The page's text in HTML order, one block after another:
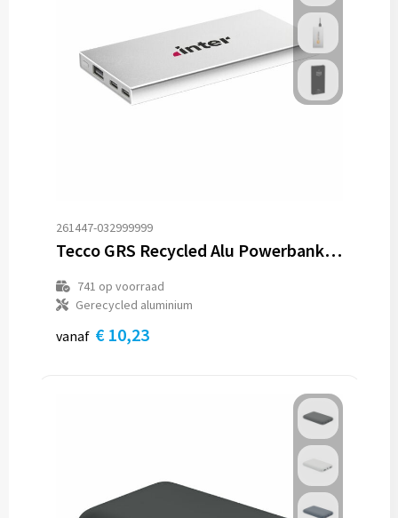
261447-032999999
Tecco GRS Recycled Alu Powerbank 5000 externe oplader
741 op voorraad
Gerecycled aluminium
vanaf € 10,23